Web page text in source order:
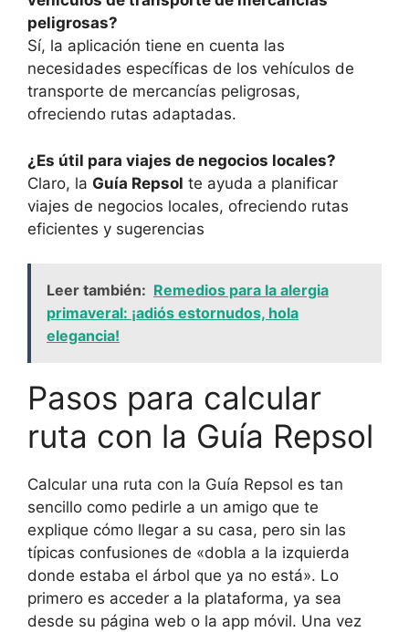
peligrosas?
Sí, la aplicación tiene en cuenta las
necesidades específicas de los vehículos de
transporte de mercancías peligrosas,
ofreciendo rutas adaptadas.
¿Es útil para viajes de negocios locales?
Claro, la Guía Repsol te ayuda a planificar
viajes de negocios locales, ofreciendo rutas
eficientes y sugerencias
Leer también: Remedios para la alergia
primaveral: ¡adiós estornudos, hola
elegancia!
Pasos para calcular
ruta con la Guía Repsol
Calcular una ruta con la Guía Repsol es tan
sencillo como pedirle a un amigo que te
explique cómo llegar a su casa, pero sin las
típicas confusiones de «dobla a la izquierda
donde estaba el árbol que ya no está». Lo
primero es acceder a la plataforma, ya sea
desde su página web o la app móvil. Una vez